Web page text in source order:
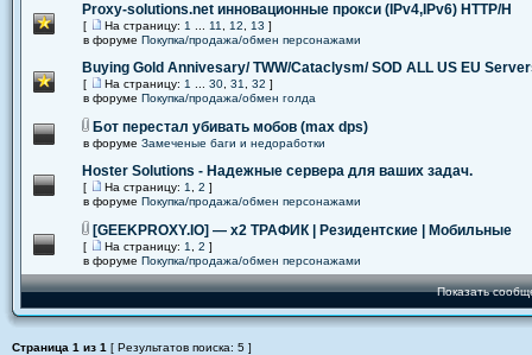
Proxy-solutions.net инновационные прокси (IPv4,IPv6) НТТР/Н
[ На страницу: 1 11 12 13 ]
в форуме Покупка/продажа/обмен персонажами
Buying Gold Annivesary/ TWW/Cataclysm/ SOD ALL US EU
[ На страницу: 1 30 31 32 ]
в форуме Покупка/продажа/обмен голда
Бот перестал убивать мобов (max dps)
в форуме Замеченые баги и недоработки
Hoster Solutions - Надежные сервера для ваших задач.
[ На страницу: 1 2 ]
в форуме Покупка/продажа/обмен персонажами
[GEEKPROXY.IO] — x2 ТРАФИК | Резидентские | Мобильные
[ На страницу: 1 2 ]
в форуме Покупка/продажа/обмен персонажами
Показать
Страница 1 из 1 [ Результатов поиска: 5 ]